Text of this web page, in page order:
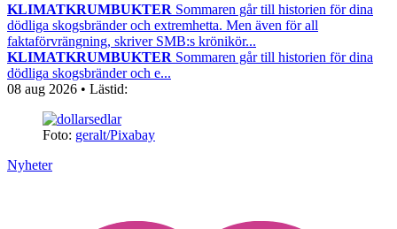
KLIMATKRUMBUKTER Sommaren går till historien för dina
dödliga skogsbränder och extremhetta. Men även för all
faktaförvrängning, skriver SMB:s krönikör...
KLIMATKRUMBUKTER Sommaren går till historien för dina
dödliga skogsbränder och e...
08 aug 2026 • Lästid:
Foto: geralt/Pixabay
Nyheter